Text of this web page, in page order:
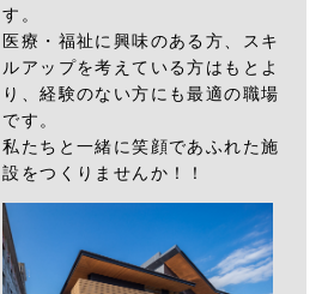
す。
医療・福祉に興味のある方、スキ
ルアップを考えている方はもとよ
り、経験のない方にも最適の職場
です。
私たちと一緒に笑顔であふれた施
設をつくりませんか！！